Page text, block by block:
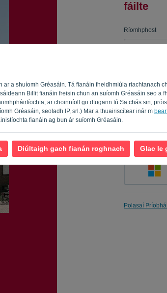
a shuíomh Gréasáin. Tá fianáin fheidhmiúla riachtanach
Billit fianáin freisin chun an suíomh Gréasáin seo a
ar choinníoll go dtugann tú Sa chás sin,
Gréasáin, seoladh IP, srl.) Mar a thuairiscítear inár m
fianáin ag bun ár suíomh Gréasáin.
Diúltaigh gach fianán roghnach Glac le
fáilte
Ríomhphost
Cuir i
Polasaí